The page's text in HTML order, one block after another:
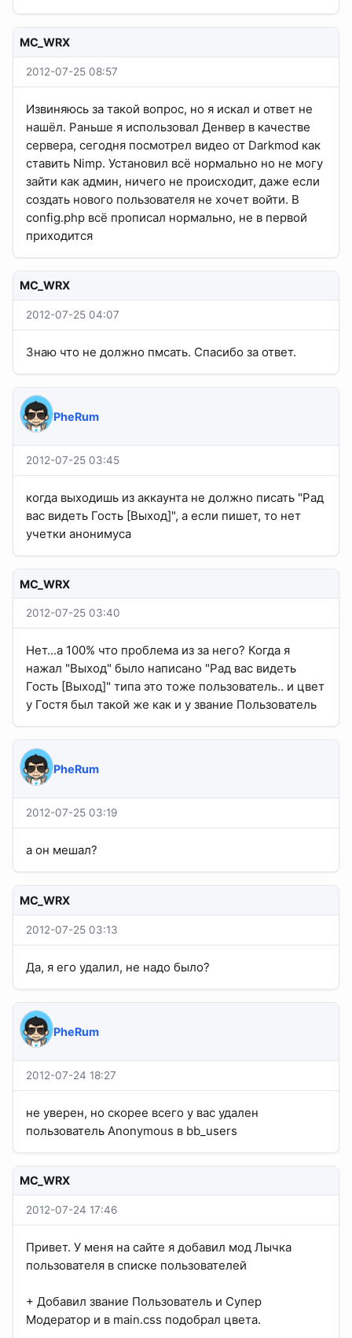
MC_WRX
2012-07-25 08:57
Извиняюсь за такой вопрос, но я искал и ответ не
нашёл. Раньше я использовал Денвер в качестве
сервера, сегодня посмотрел видео от Darkmod как
ставить Nimp. Установил всё нормально но не могу
зайти как админ, ничего не происходит, даже если
создать нового пользователя не хочет войти. В
config.php всё прописал нормально, не в первой
приходится
MC_WRX
2012-07-25 04:07
Знаю что не должно пмсать. Спасибо за ответ.
PheRum
2012-07-25 03:45
когда выходишь из аккаунта не должно писать "Рад
вас видеть Гость [Выход]", а если пишет, то нет
учетки анонимуса
MC_WRX
2012-07-25 03:40
Нет...а 100% что проблема из за него? Когда я
нажал "Выход" было написано "Рад вас видеть
Гость [Выход]" типа это тоже пользователь.. и цвет
у Гостя был такой же как и у звание Пользователь
PheRum
2012-07-25 03:19
а он мешал?
MC_WRX
2012-07-25 03:13
Да, я его удалил, не надо было?
PheRum
2012-07-24 18:27
не уверен, но скорее всего у вас удален
пользователь Anonymous в bb_users
MC_WRX
2012-07-24 17:46
Привет. У меня на сайте я добавил мод Лычка
пользователя в списке пользователей
+ Добавил звание Пользователь и Супер
Модератор и в main.css подобрал цвета.